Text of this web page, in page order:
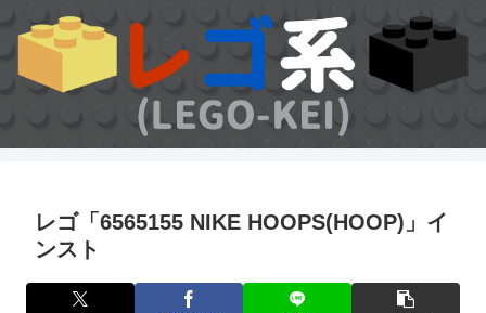
レゴ「6565155 NIKE HOOPS(HOOP)」イ
ンスト